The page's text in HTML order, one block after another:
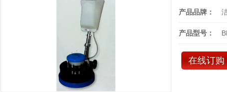
产品品牌：
产品型号：
在线订购